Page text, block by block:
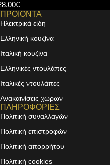
40.00
ΠΡΟΙΟΝΤΑ
Ηλεκτρικά είδη
Ελληνική κουζίνα
Ιταλική κουζίνα
Ελληνικές ντουλάπες
Ιταλικές ντουλάπες
Ανακαινίσεις χώρων
ΠΛΗΡΟΦΟΡΙΕΣ
Πολιτική συναλλαγών
Πολιτική επιστροφών
Πολιτική απορρήτου
Πολιτική cookies